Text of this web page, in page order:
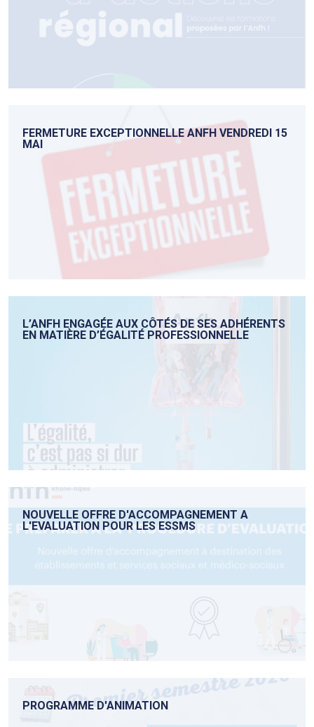
FERMETURE EXCEPTIONNELLE ANFH VENDREDI 15
MAI
L’ANFH ENGAGÉE AUX CÔTÉS DE SES ADHÉRENTS
EN MATIÈRE D’ÉGALITÉ PROFESSIONNELLE
NOUVELLE OFFRE D'ACCOMPAGNEMENT A
L'EVALUATION POUR LES ESSMS
PROGRAMME D'ANIMATION